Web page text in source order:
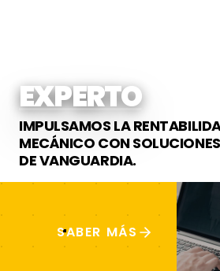
EXPERTOS EN
IMPULSAMOS LA
MECÁNICO CON
DE VANGUARDIA.
SABER MÁS